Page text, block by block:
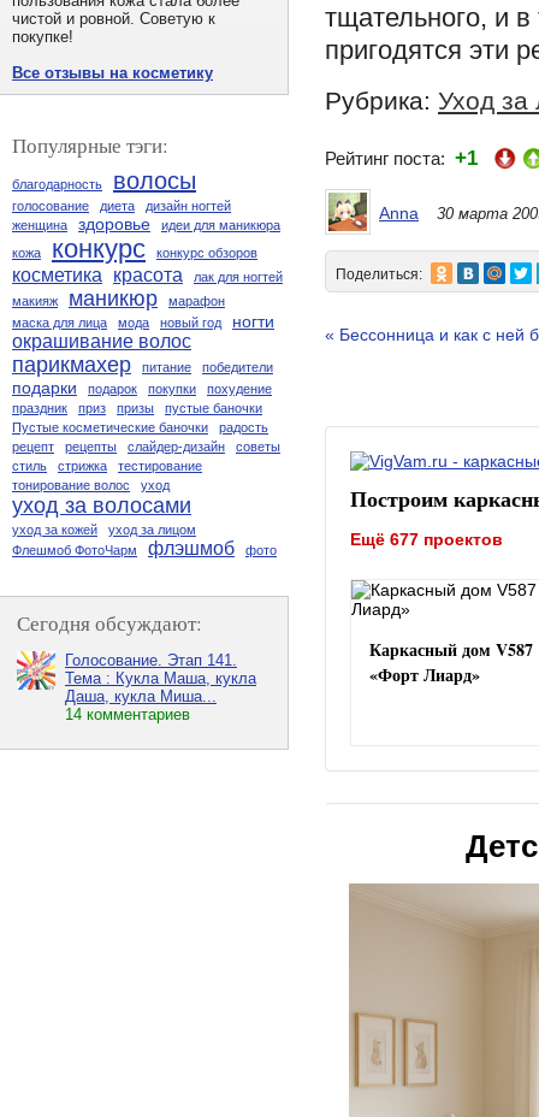
тщательного, и
пригодятся эти
Рубрика: Уход за
Рейтинг поста: +1
Anna 30 марта
Поделиться:
« Бессонница и как с ней
Построим
Ещё 677 проектов
Каркасный дом V587
«Форт Лиард»
чистой и ровной. Советую к
покупке!
Все отзывы на косметику
Популярные тэги:
благодарность волосы
голосование диета
дизайн ногтей
женщина
здоровье
идеи для маникюра
кожа
конкурс конкурс обзоров
косметика красота
лак для ногтей
макияж
маникюр
марафон
маска для лица
мода новый год ногти
окрашивание волос
парикмахер питание победители
подарки подарок покупки
похудение
праздник
приз призы
пустые баночки
Пустые косметические баночки
радость
рецепт
рецепты слайдер-дизайн
советы
стиль
стрижка
тестирование
тонирование волос
уход
уход за волосами
уход за кожей
уход за лицом
Флешмоб ФотоЧарм
флэшмоб фото
Сегодня обсуждают:
Голосование. Этап 141.
Тема : Кукла Маша, кукла
Даша, кукла Миша...
14 комментариев